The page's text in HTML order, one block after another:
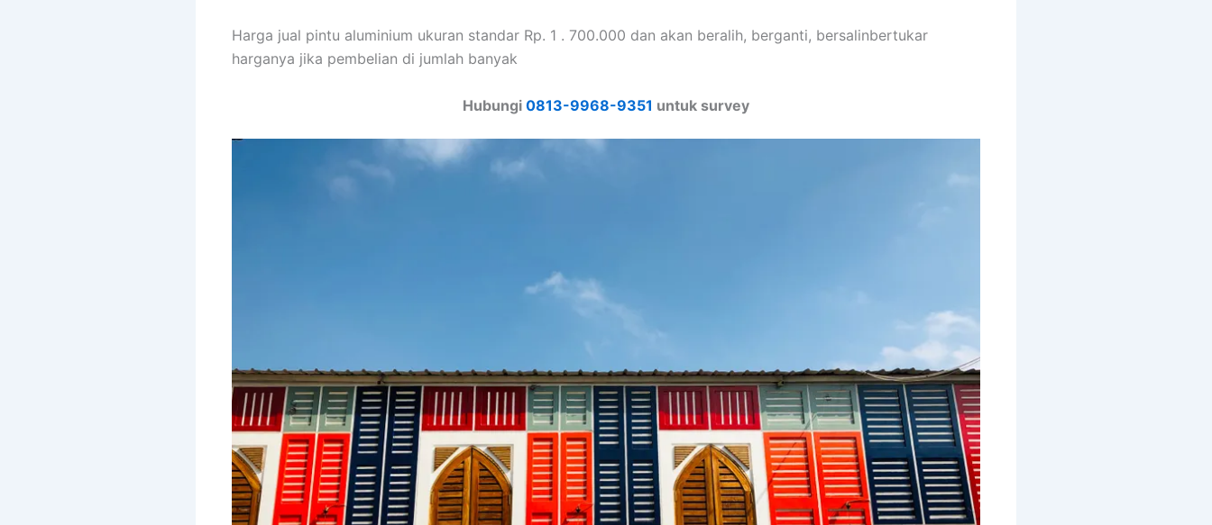
Harga jual pintu aluminium ukuran standar Rp. 1 . 700.000 dan akan beralih, berganti, bersalinbertukar
harganya jika pembelian di jumlah banyak
Hubungi 0813-9968-9351 untuk survey